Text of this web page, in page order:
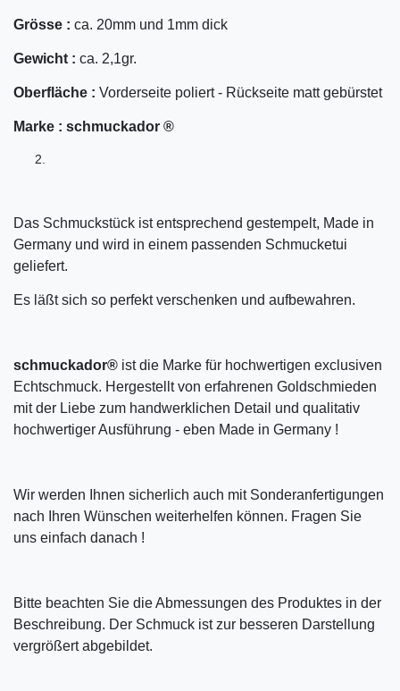
Grösse : ca. 20mm und 1mm dick
Gewicht : ca. 2,1gr.
Oberfläche : Vorderseite poliert - Rückseite matt gebürstet
Marke : schmuckador ®
Das Schmuckstück ist entsprechend gestempelt, Made in
Germany und wird in einem passenden Schmucketui
geliefert.
Es läßt sich so perfekt verschenken und aufbewahren.
schmuckador® ist die Marke für hochwertigen exclusiven
Echtschmuck. Hergestellt von erfahrenen Goldschmieden
mit der Liebe zum handwerklichen Detail und qualitativ
hochwertiger Ausführung - eben Made in Germany !
Wir werden Ihnen sicherlich auch mit Sonderanfertigungen
nach Ihren Wünschen weiterhelfen können. Fragen Sie
uns einfach danach !
Bitte beachten Sie die Abmessungen des Produktes in der
Beschreibung. Der Schmuck ist zur besseren Darstellung
vergrößert abgebildet.